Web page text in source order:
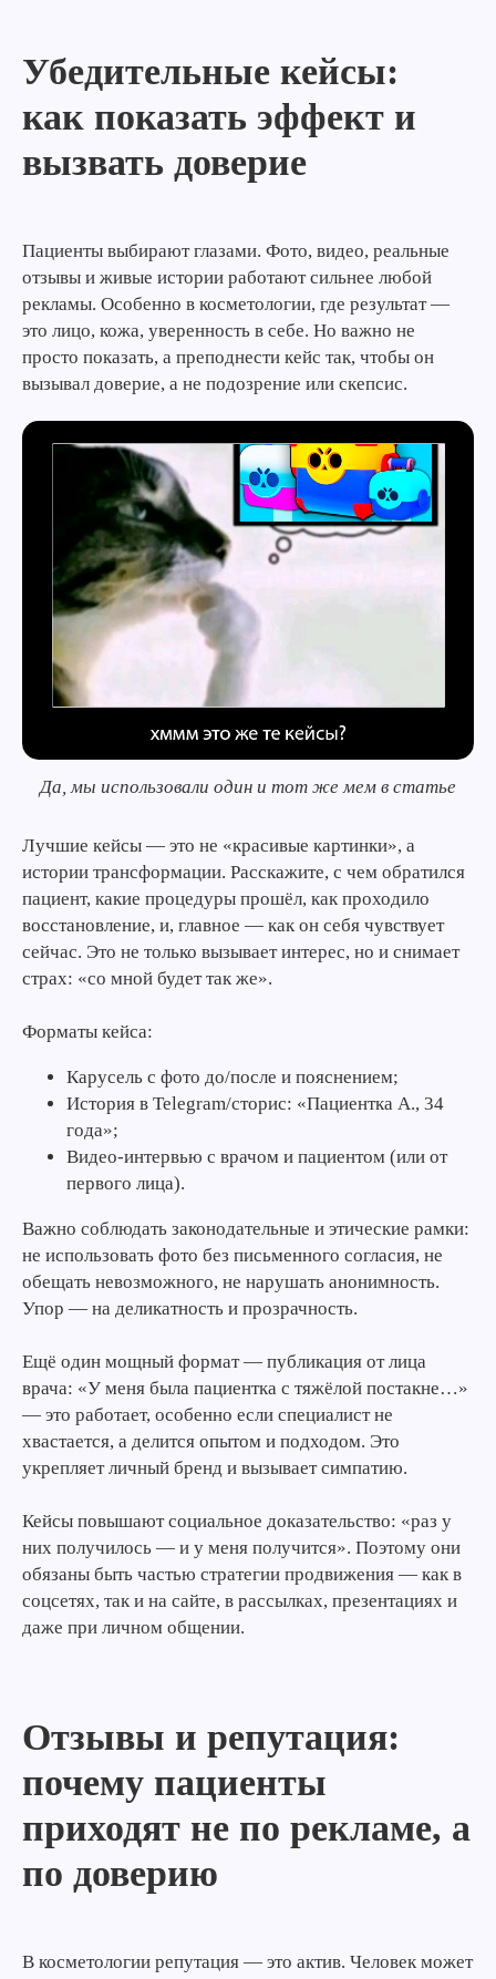
Убедительные кейсы:
как показать эффект и
вызвать доверие
Пациенты выбирают глазами. Фото, видео, реальные
отзывы и живые истории работают сильнее любой
рекламы. Особенно в косметологии, где результат —
это лицо, кожа, уверенность в себе. Но важно не
просто показать, а преподнести кейс так, чтобы он
вызывал доверие, а не подозрение или скепсис.
Да, мы использовали один и тот же мем в статье
Лучшие кейсы — это не «красивые картинки», а
истории трансформации. Расскажите, с чем обратился
пациент, какие процедуры прошёл, как проходило
восстановление, и, главное — как он себя чувствует
сейчас. Это не только вызывает интерес, но и снимает
страх: «со мной будет так же».
Форматы кейса:
Карусель с фото до/после и пояснением;
История в Telegram/сторис: «Пациентка А., 34
года»;
Видео-интервью с врачом и пациентом (или от
первого лица).
Важно соблюдать законодательные и этические рамки:
не использовать фото без письменного согласия, не
обещать невозможного, не нарушать анонимность.
Упор — на деликатность и прозрачность.
Ещё один мощный формат — публикация от лица
врача: «У меня была пациентка с тяжёлой постакне…»
— это работает, особенно если специалист не
хвастается, а делится опытом и подходом. Это
укрепляет личный бренд и вызывает симпатию.
Кейсы повышают социальное доказательство: «раз у
них получилось — и у меня получится». Поэтому они
обязаны быть частью стратегии продвижения — как в
соцсетях, так и на сайте, в рассылках, презентациях и
даже при личном общении.
Отзывы и репутация:
почему пациенты
приходят не по рекламе, а
по доверию
В косметологии репутация — это актив. Человек может